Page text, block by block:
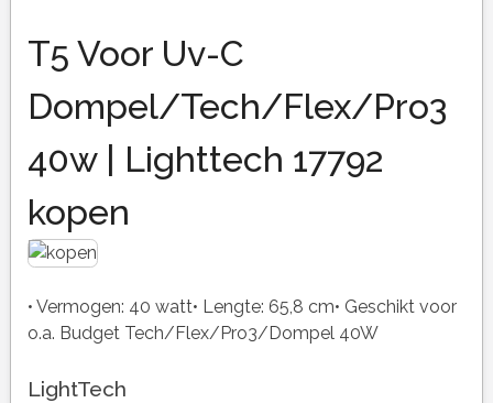
T5 Voor Uv-C
Dompel/Tech/Flex/Pro3
40w | Lighttech 17792
kopen
• Vermogen: 40 watt• Lengte: 65,8 cm• Geschikt voor
o.a. Budget Tech/Flex/Pro3/Dompel 40W
LightTech